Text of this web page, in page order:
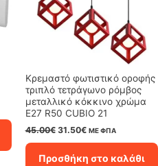
Κρεμαστό φωτιστικό οροφής
τριπλό τετράγωνο ρόμβος
μεταλλικό κόκκινο χρώμα
E27 R50 CUBIO 21
45.00€ Original
45.00€.
31.50€Η
είναι:
ΜΕ ΦΠΑ
Προσθήκη στο καλάθι